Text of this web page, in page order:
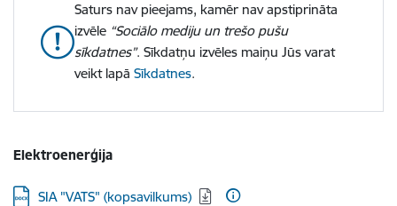
Saturs nav pieejams, kamēr nav apstiprināta
izvēle “Sociālo mediju un trešo pušu
sīkdatnes”. Sīkdatņu izvēles maiņu Jūs varat
veikt lapā Sīkdatnes.
Elektroenerģija
Lejupielādēt:
SIA "VATS" (kopsavilkums)